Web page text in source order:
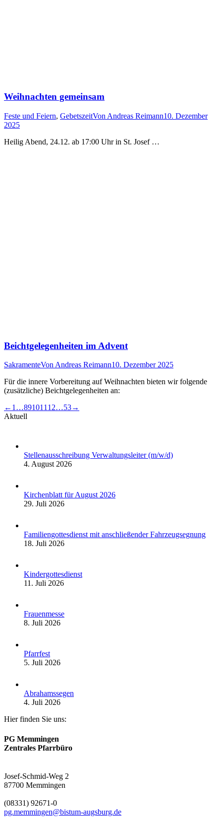
Weihnachten gemeinsam
Feste und Feiern, GebetszeitVon Andreas Reimann10. Dezember
2025
Heilig Abend, 24.12. ab 17:00 Uhr in St. Josef …
Beichtgelegenheiten im Advent
SakramenteVon Andreas Reimann10. Dezember 2025
Für die innere Vorbereitung auf Weihnachten bieten wir folgende
(zusätzliche) Beichtgelegenheiten an:
← 1 …891011 12…53→
Aktuell
Stellenausschreibung Verwaltungsleiter (m/w/d)
4. August 2026
Kirchenblatt für August 2026
29. Juli 2026
Familiengottesdienst mit anschließender Fahrzeugsegnung
18. Juli 2026
Kindergottesdienst
11. Juli 2026
Frauenmesse
8. Juli 2026
Pfarrfest
5. Juli 2026
Abrahamssegen
4. Juli 2026
Hier finden Sie uns:
PG Memmingen
Zentrales Pfarrbüro
Josef-Schmid-Weg 2
87700 Memmingen
(08331) 92671-0
pg.memmingen@bistum-augsburg.de